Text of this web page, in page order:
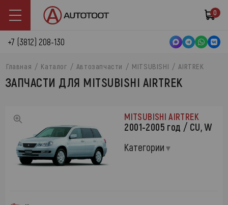
0
+7 (3812) 208-130
Главная Каталог Автозапчасти MITSUBISHI AIRTREK
ЗАПЧАСТИ ДЛЯ MITSUBISHI AIRTREK
MITSUBISHI AIRTREK
2001-2005 год / CU, W
Категории